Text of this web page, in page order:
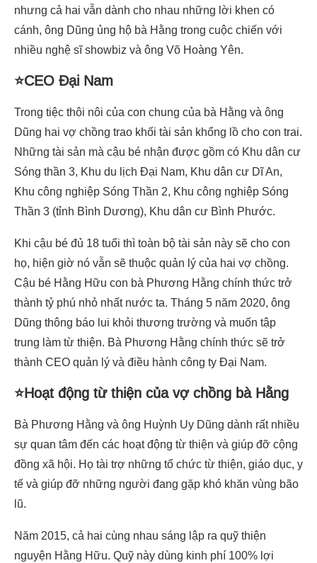
nhưng cả hai vẫn dành cho nhau những lời khen có
cánh, ông Dũng ủng hộ bà Hằng trong cuộc chiến với
nhiều nghệ sĩ showbiz và ông Võ Hoàng Yên.
⭐CEO Đại Nam
Trong tiệc thôi nôi của con chung của bà Hằng và ông
Dũng hai vợ chồng trao khối tài sản khổng lồ cho con trai.
Những tài sản mà cậu bé nhận được gồm có Khu dân cư
Sóng thần 3, Khu du lịch Đại Nam, Khu dân cư Dĩ An,
Khu công nghiệp Sóng Thần 2, Khu công nghiệp Sóng
Thần 3 (tỉnh Bình Dương), Khu dân cư Bình Phước.
Khi cậu bé đủ 18 tuổi thì toàn bộ tài sản này sẽ cho con
họ, hiện giờ nó vẫn sẽ thuộc quản lý của hai vợ chồng.
Cậu bé Hằng Hữu con bà Phương Hằng chính thức trở
thành tỷ phú nhỏ nhất nước ta. Tháng 5 năm 2020, ông
Dũng thông báo lui khỏi thương trường và muốn tập
trung làm từ thiện. Bà Phương Hằng chính thức sẽ trở
thành CEO quản lý và điều hành công ty Đại Nam.
⭐Hoạt động từ thiện của vợ chồng bà Hằng
Bà Phương Hằng và ông Huỳnh Uy Dũng dành rất nhiều
sự quan tâm đến các hoạt động từ thiện và giúp đỡ cộng
đồng xã hội. Họ tài trợ những tổ chức từ thiện, giáo dục, y
tế và giúp đỡ những người đang gặp khó khăn vùng bão
lũ.
Năm 2015, cả hai cùng nhau sáng lập ra quỹ thiện
nguyện Hằng Hữu. Quỹ này dùng kinh phí 100% lợi